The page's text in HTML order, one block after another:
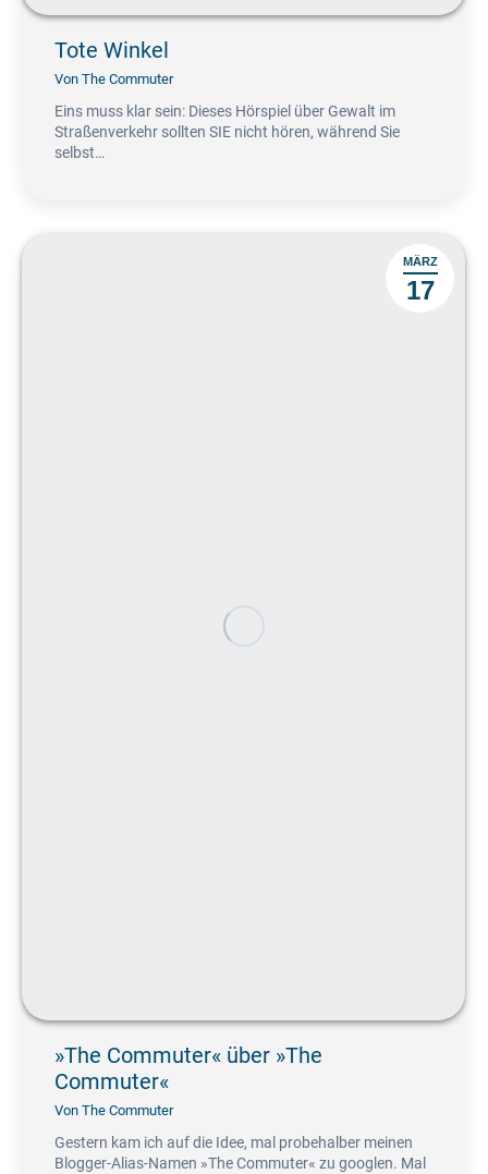
Tote Winkel
Von The Commuter
Eins muss klar sein: Dieses Hörspiel über Gewalt im
Straßenverkehr sollten SIE nicht hören, während Sie
selbst…
MÄRZ
17
»The Commuter« über »The
Commuter«
Von The Commuter
Gestern kam ich auf die Idee, mal probehalber meinen
Blogger-Alias-Namen »The Commuter« zu googlen. Mal